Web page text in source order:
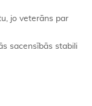
jo veterāns par
sacensībās stabili